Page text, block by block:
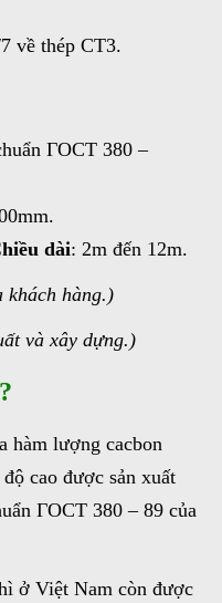
về thép CT3.
ГOCT 380 –
dài: 2m đến 12m.
khách hàng.)
và xây dựng.)
hàm lượng cacbon
cao được sản xuất
ГOCT 380 – 89 của
ở Việt Nam còn được